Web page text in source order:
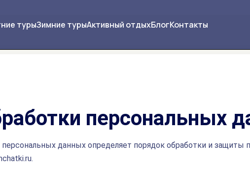
турыЗимние турыАктивный отдыхБлогКонтакты
персональных
данных определяет порядок обработки и защиты